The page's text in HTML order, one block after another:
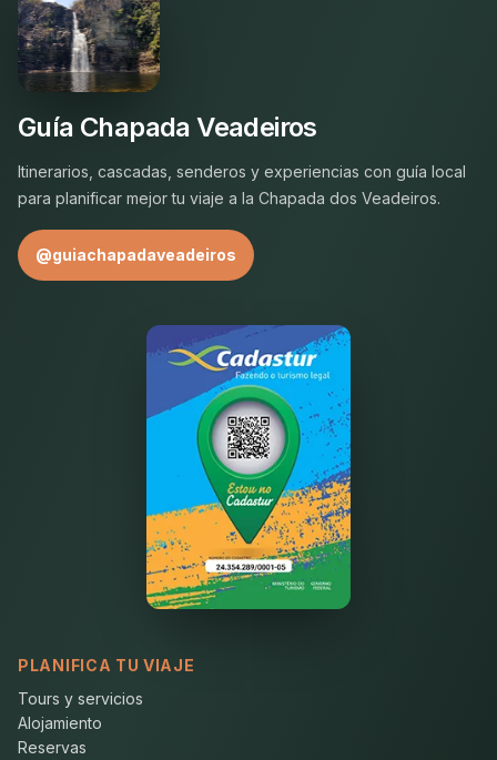
Guía Chapada Veadeiros
Itinerarios, cascadas, senderos y experiencias con guía local
para planificar mejor tu viaje a la Chapada dos Veadeiros.
@guiachapadaveadeiros
PLANIFICA TU VIAJE
Tours y servicios
Alojamiento
Reservas